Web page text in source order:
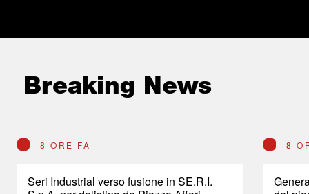
Breaking News
8 ORE FA
Seri Industrial verso fusione in SE.R.I.
8